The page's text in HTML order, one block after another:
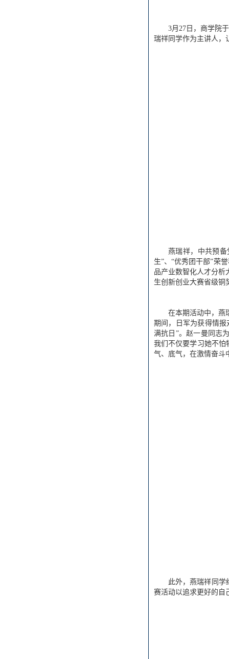
3月27日，商学院
瑞祥同学作为主讲人，
燕瑞祥，中共预备
生”、“优秀团干部”荣
品产业数智化人才分析
生创新创业大赛省级铜
在本期活动中，燕
期间，日军为获得情
满抗日”。赵一曼同志
我们不仅要学习她不怕
气、底气，在激情奋斗
此外，燕瑞祥同学
赛活动以追求更好的自